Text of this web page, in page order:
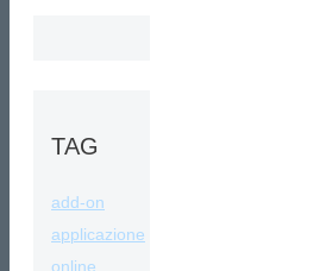
TAG
add-on
applicazione
online